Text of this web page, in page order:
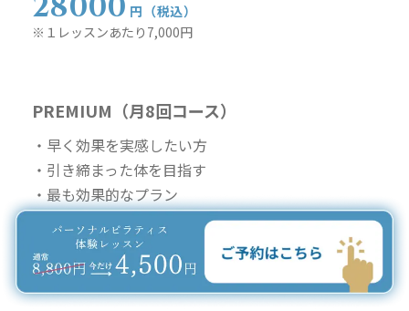
円（税込）
※１レッスンあたり7,000円
PREMIUM（月8回コース）
・早く効果を実感したい方
・引き締まった体を目指す
・最も効果的なプラン
52000円（税込）
※１レッスンあたり6,500円